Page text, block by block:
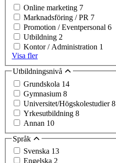
Online marketing 7
Marknadsföring / PR 7
Promotion / Eventpersonal 6
Utbildning 2
Kontor / Administration 1
Visa fler
Utbildningsnivå
Grundskola 14
Gymnasium 8
Universitet/Högskolestudier8
Yrkesutbildning 8
Annan 10
Språk
Svenska 13
Engelska 2